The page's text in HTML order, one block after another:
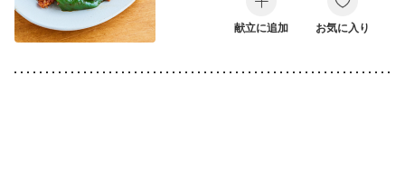
献立に追加 お気に入り